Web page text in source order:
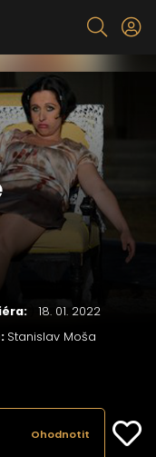
Ohodnotit
18. 01. 2022
Stanislav Moša